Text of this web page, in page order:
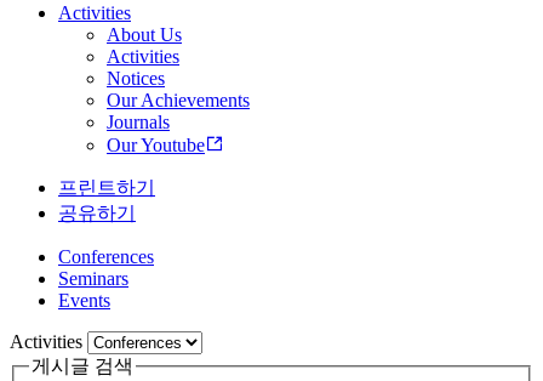
Activities
About Us
Activities
Notices
Our Achievements
Journals
Our Youtube
프린트하기
공유하기
Conferences
Seminars
Events
Activities
게시글 검색